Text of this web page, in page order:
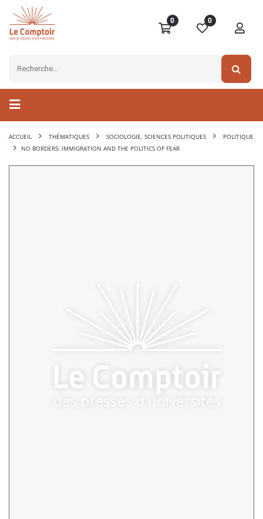
0 0
ACCUEIL THÉMATIQUES SOCIOLOGIE, SCIENCES POLITIQUES
POLITIQUE
NO BORDERS: IMMIGRATION AND THE POLITICS OF FEAR